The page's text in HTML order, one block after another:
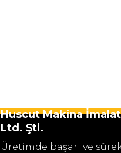
Huscut Makina
Ltd. Şti.
Üretimde başarı ve